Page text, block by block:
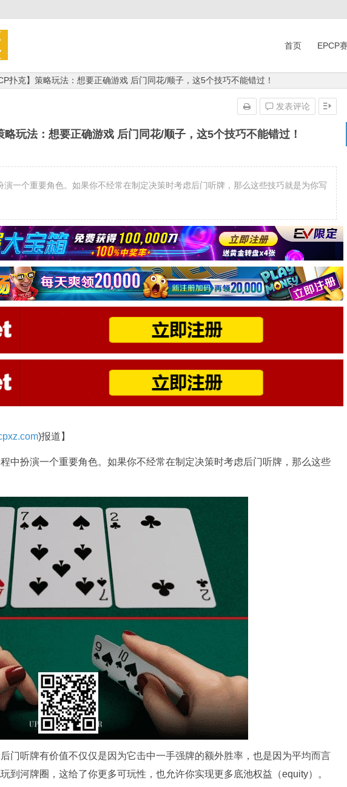
首页 EPCP
扑克】策略玩法：想要正确游戏 后门同花/顺子，这5个技巧不能错过！
略玩法：想要正确游戏 后门同花/顺子，这5个技巧不能错过！
发表评论
演一个重要角色。如果你不经常在制定决策时考虑后门听牌，那么这些技巧就是为你写
)报道】
中扮演一个重要角色。如果你不经常在制定决策时考虑后门听牌，那么这些
门听牌有价值不仅仅是因为它击中一手强牌的额外胜率，也是因为平均而言
到河牌圈，这给了你更多可玩性，也允许你实现更多底池权益（equity）。